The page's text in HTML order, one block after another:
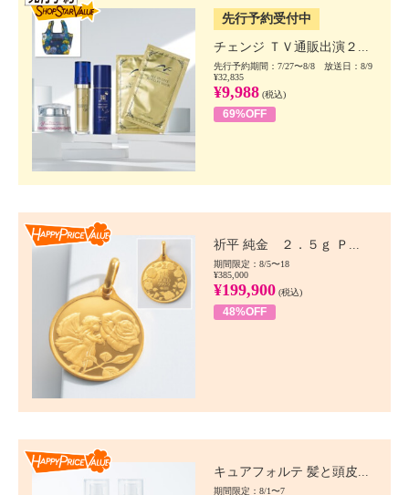
先行予約受付中
チェンジ ＴＶ通販出演２...
先行予約期間：7/27〜8/8 放送日：8/9
¥32,835
¥9,988 (税込)
69%OFF
祈平 純金 ２．５ｇ Ｐ...
期間限定：8/5〜18
¥385,000
¥199,900 (税込)
48%OFF
キュアフォルテ 髪と頭皮...
期間限定：8/1〜7